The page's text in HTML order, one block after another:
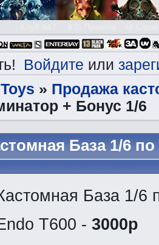
Войдите или
» Продажа
+ Бонус 1/6
База 1/6
База 1/6
T600 - 3000р